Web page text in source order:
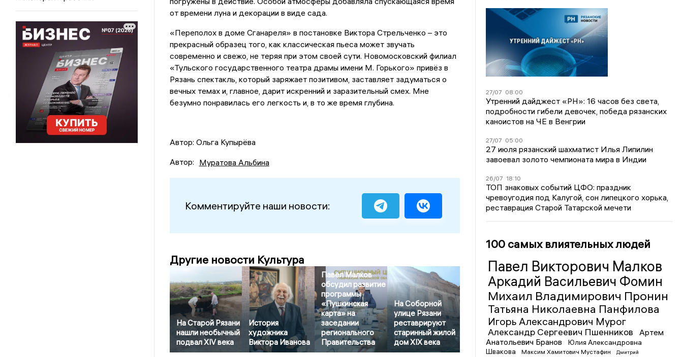
от времени луна и декорации в виде сада.
«Переполох в доме Сганареля» в постановке Виктора Стрельченко – это
прекрасный образец того, как классическая пьеса может звучать
современно и свежо, не теряя при этом своей сути. Новомосковский филиал
«Тульского государственного театра драмы имени М. Горького» привёз в
Рязань спектакль, который заряжает позитивом, заставляет задуматься о
вечных темах и, главное, дарит искренний и заразительный смех. Мне
безумно понравилась его легкость и, в то же время глубина.
Автор: Ольга Купырёва
Автор: Муратова Альбина
Комментируйте наши новости:
Другие новости Культура
На Старой Рязани
нашли необычный
подвал XIV века
История
художника
Виктора Иванова
Павел Малков
обсудил развитие
программы
«Пушкинская
карта» на
заседании
регионального
Правительства
На Соборной
улице Рязани
реставрируют
старинный жилой
дом XIX века
27/07 08:00
Утренний дайджест «РН»: 16 часов без света,
подробности гибели девочек, победа рязанских
каноистов на ЧЕ в Венгрии
27/07 05:00
27 июля рязанский шахматист Илья Липилин
завоевал золото чемпионата мира в Индии
26/07 18:10
ТОП знаковых событий ЦФО: праздник
чревоугодия под Калугой, сон липецкого хорька,
реставрация Старой Татарской мечети
100 самых влиятельных людей
Павел Викторович Малков
Аркадий Васильевич Фомин
Михаил Владимирович Пронин
Татьяна Николаевна Панфилова
Игорь Александрович Мурог
Александр Сергеевич Пшенников
Артем
Анатольевич Бранов
Юлия Александровна
Швакова
Максим Хамитович Мустафин
Дмитрий